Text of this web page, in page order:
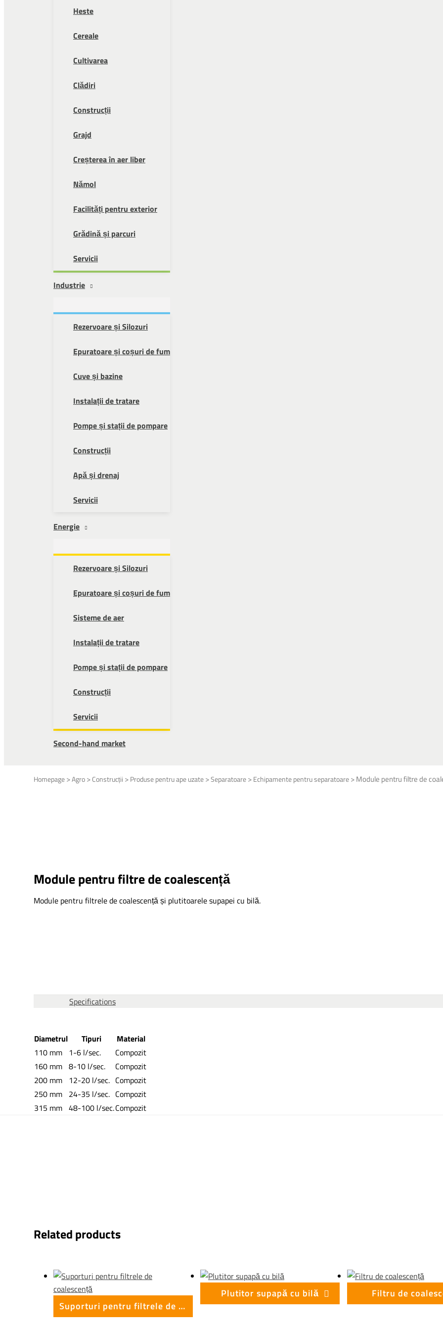
Heste
Cereale
Cultivarea
Clădiri
Construcții
Grajd
Creșterea în aer liber
Nămol
Facilități pentru exterior
Grădină și parcuri
Servicii
Industrie
Rezervoare și Silozuri
Epuratoare și coșuri de fum
Cuve și bazine
Instalații de tratare
Pompe și stații de pompare
Construcții
Apă și drenaj
Servicii
Energie
Rezervoare și Silozuri
Epuratoare și coșuri de fum
Sisteme de aer
Instalații de tratare
Pompe și stații de pompare
Construcții
Servicii
Second-hand market
Homepage >Agro > Construcții > Produse pentru ape uzate >Separatoare > Echipamente pentru separatoare >Module pentru filtre de
Module pentru filtre de coalescență
Module pentru filtrele de coalescență și plutitoarele supapei cu bilă.
Specifications
Diametrul Tipuri
Material
110 mm
1-6 l/sec.
Compozit
160 mm 8-10 l/sec.
Compozit
200 mm
12-20 l/sec. Compozit
250 mm 24-35 l/sec. Compozit
315 mm 48-100 l/sec.Compozit
Related products
Suporturi pentru filtrele de coalescență
Plutitor supapă cu bilă Filtru de